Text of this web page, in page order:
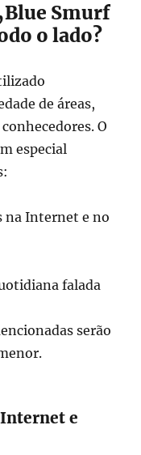
Smurf
o lado?
de áreas,
O
especial
na Internet e no
falada
serão
e